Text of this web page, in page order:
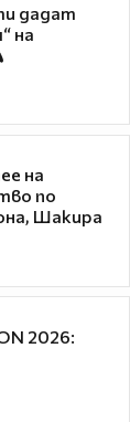
дадат
на
на
по
Шакира
2026: